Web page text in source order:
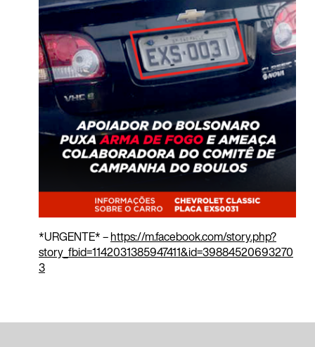
*URGENTE* –https://m.facebook.com/story.php?
story_fbid=1142031385947411&id=39884520693270
3